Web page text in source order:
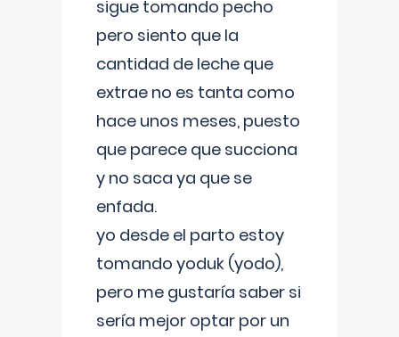
sigue tomando pecho
pero siento que la
cantidad de leche que
extrae no es tanta como
hace unos meses, puesto
que parece que succiona
y no saca ya que se
enfada.
yo desde el parto estoy
tomando yoduk (yodo),
pero me gustaría saber si
sería mejor optar por un